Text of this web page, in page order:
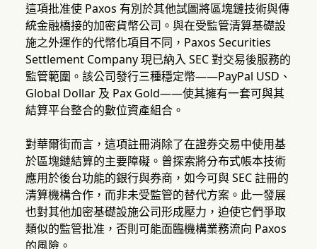
這項批准使 Paxos 有別於其他試圖將區塊鏈技術與傳
統金融橋接的加密貨幣公司。與在受監管清算基礎設
施之外運作的代幣化項目不同，Paxos Securities
Settlement Company 現已納入 SEC 對交易後服務的
監管範圍。該公司發行三種穩定幣——PayPal USD、
Global Dollar 及 Pax Gold——使其擁有一套可與其
結算平台整合的數位資產組合。
對華爾街而言，這項註冊消除了在證券交易中使用基
於區塊鏈結算的主要障礙。曾探索將分布式帳本技術
應用於後台功能的銀行與券商，如今可與 SEC 註冊的
清算機構合作，而非未受監管的替代方案。此一發展
也對其他加密基礎設施公司形成壓力，迫使它們爭取
類似的監管批准，否則可能面臨機構業務流向 Paxos
的風險。